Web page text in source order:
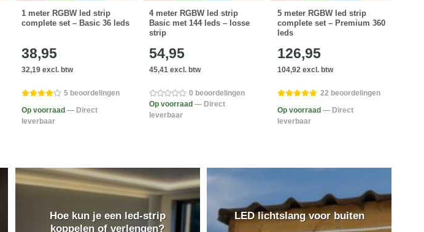
1 meter RGBW led strip
complete set – Basic 36 leds
38,95
32,19 excl. btw
5 beoordelingen
Op voorraad — Direct
leverbaar
4 meter RGBW led strip
Basic met 144 leds – losse
strip
54,95
45,41 excl. btw
0 beoordelingen
Op voorraad — Direct
leverbaar
5 meter RGBW led strip
complete set – Premium 360
leds
126,95
104,92 excl. btw
22 beoordelingen
Op voorraad — Direct
leverbaar
Hoe kun je een led-strip
koppelen of verlengen?
LED lichtslang voor buiten